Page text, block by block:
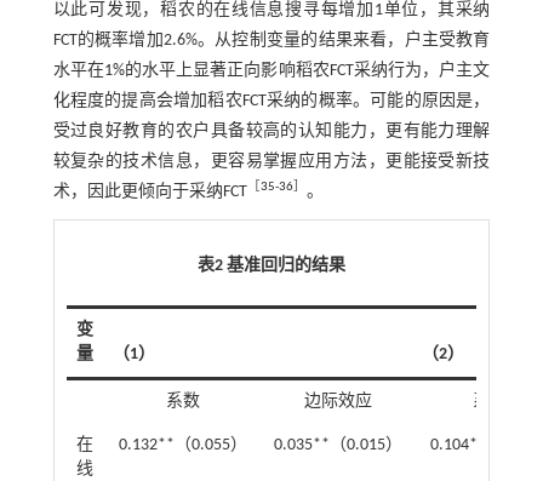
以此可发现，稻农的在线信息搜寻每增加1单位，其采纳
FCT的概率增加2.6%。从控制变量的结果来看，户主受教育
水平在1%的水平上显著正向影响稻农FCT采纳行为，户主文
化程度的提高会增加稻农FCT采纳的概率。可能的原因是，
受过良好教育的农户具备较高的认知能力，更有能力理解
较复杂的技术信息，更容易掌握应用方法，更能接受新技
术，因此更倾向于采纳FCT［35⁃36］ 。
表2 基准回归的结果
变
量
（1） （2）
系数 边际效应 系数
在
线
0.132**（0.055） 0.035**（0.015） 0.104*（0.061